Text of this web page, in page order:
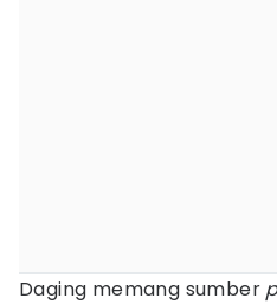
Daging memang sumber